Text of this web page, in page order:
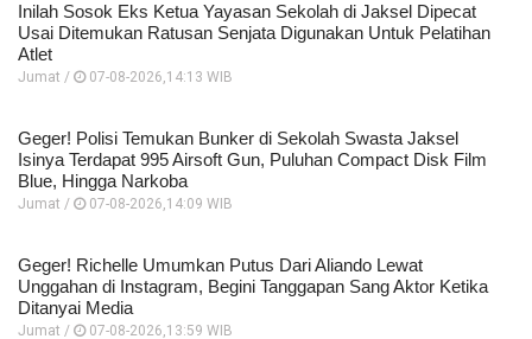
Inilah Sosok Eks Ketua Yayasan Sekolah di Jaksel Dipecat
Usai Ditemukan Ratusan Senjata Digunakan Untuk Pelatihan
Atlet
Jumat / 07-08-2026,14:13 WIB
Geger! Polisi Temukan Bunker di Sekolah Swasta Jaksel
Isinya Terdapat 995 Airsoft Gun, Puluhan Compact Disk Film
Blue, Hingga Narkoba
Jumat / 07-08-2026,14:09 WIB
Geger! Richelle Umumkan Putus Dari Aliando Lewat
Unggahan di Instagram, Begini Tanggapan Sang Aktor Ketika
Ditanyai Media
Jumat / 07-08-2026,13:59 WIB